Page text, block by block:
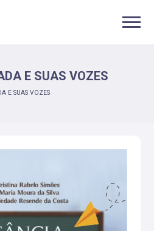
E SUAS VOZES
E SUAS VOZES